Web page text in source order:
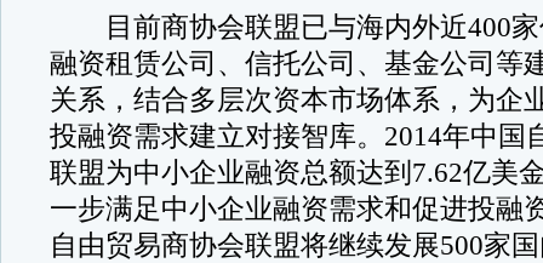
目前商协会联盟已与海内外近400家
融资租赁公司、信托公司、基金公司等
关系，结合多层次资本市场体系，为企
投融资需求建立对接智库。2014年中国
联盟为中小企业融资总额达到7.62亿美
一步满足中小企业融资需求和促进投融
自由贸易商协会联盟将继续发展500家